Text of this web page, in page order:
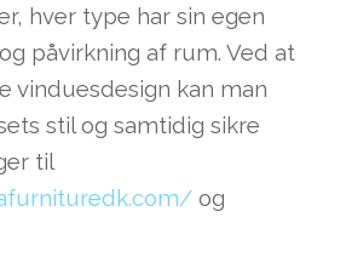
hver type har sin egen
påvirkning af rum. Ved at
vinduesdesign kan man
stil og samtidig sikre
til
og